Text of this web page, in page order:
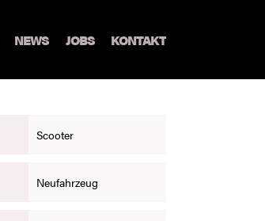
NEWS JOBS KONTAKT
Scooter
Neufahrzeug